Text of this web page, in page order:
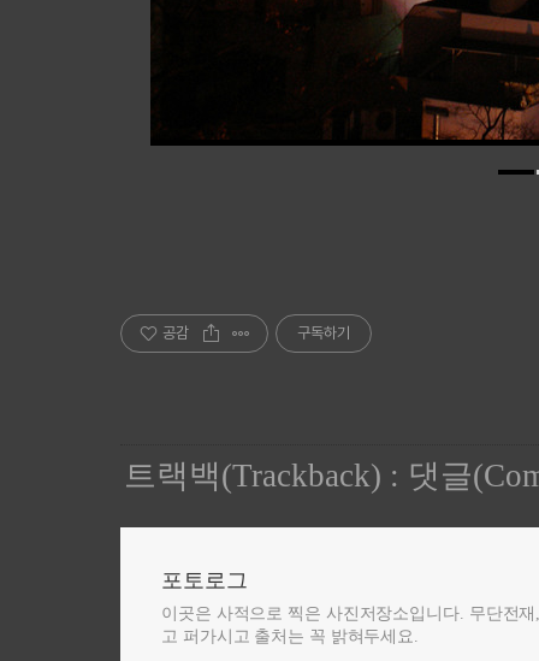
공감 구독하기
트랙백(Trackback) : 댓글
포토로그
이곳은 사적으로 찍은 사진저장소입니다. 무단전
고 퍼가시고 출처는 꼭 밝혀두세요.